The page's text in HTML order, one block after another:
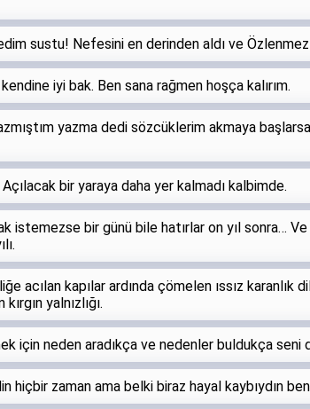
sustu! Nefesini en derinden aldı ve
iyi bak. Ben sana rağmen hoşça kalırım.
yazma dedi sözcüklerim akmaya
bir yaraya daha yer kalmadı kalbimde.
istemezse bir günü bile hatırlar on yıl sonra…
acılan kapılar ardında çömelen ıssız karanlık
yalnızlığı.
için neden aradıkça ve nedenler buldukça seni
hiçbir zaman ama belki biraz hayal kaybıydın